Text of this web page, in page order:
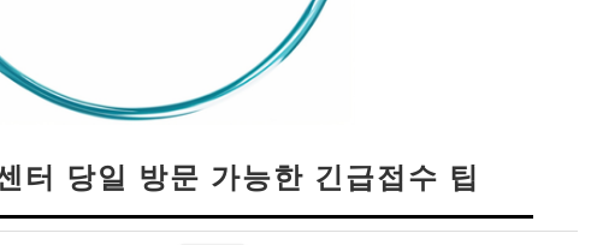
터 당일 방문 가능한 긴급접수 팁